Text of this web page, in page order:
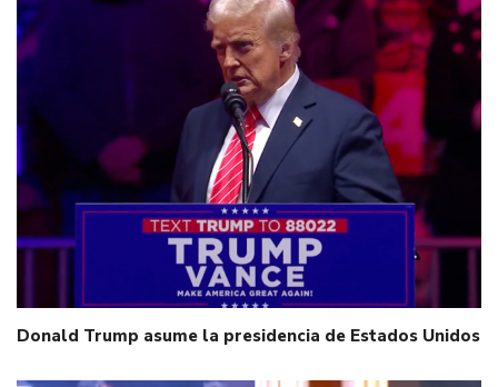
Donald Trump asume la presidencia de Estados Unidos